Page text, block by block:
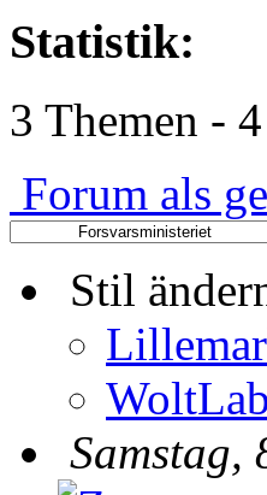
Statistik:
3 Themen -
Forum als
Stil
Samstag,